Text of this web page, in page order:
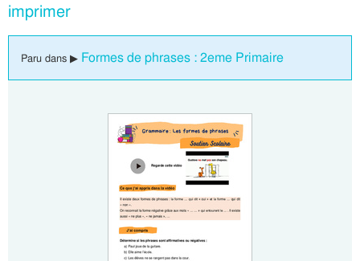
imprimer
Paru dans ▶ Formes de phrases : 2eme Primaire